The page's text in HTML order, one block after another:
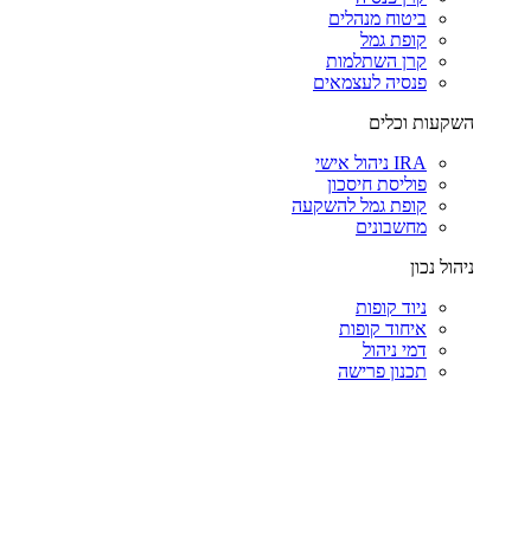
ביטוח מנהלים
קופת גמל
קרן השתלמות
פנסיה לעצמאים
השקעות וכלים
IRA ניהול אישי
פוליסת חיסכון
קופת גמל להשקעה
מחשבונים
ניהול נכון
ניוד קופות
איחוד קופות
דמי ניהול
תכנון פרישה